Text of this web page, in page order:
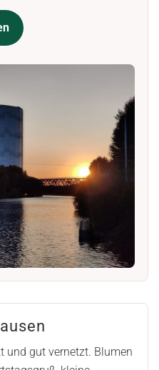
und gut vernetzt. Blumen